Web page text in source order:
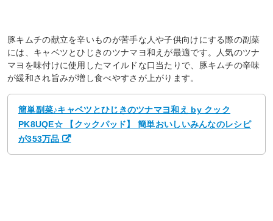
豚キムチの献立を辛いものが苦手な人や子供向けにする際の副菜
には、キャベツとひじきのツナマヨ和えが最適です。人気のツナ
マヨを味付けに使用したマイルドな口当たりで、豚キムチの辛味
が緩和され旨みが増し食べやすさが上がります。
簡単副菜♪キャベツとひじきのツナマヨ和え by クック
PK8UQE☆ 【クックパッド】 簡単おいしいみんなのレシピ
が353万品